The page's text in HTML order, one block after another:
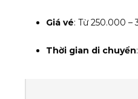
Giá vé: Từ 250.000
Thời gian di chuyển